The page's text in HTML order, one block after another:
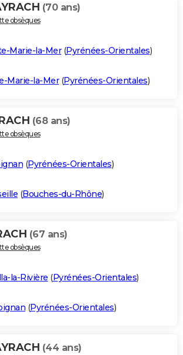
(70 ans)
obsèques
Marie-la-Mer(Pyrénées-Orientales)
Marie-la-Mer(Pyrénées-Orientales)
(68 ans)
obsèques
(Pyrénées-Orientales)
(Bouches-du-Rhône)
(67 ans)
obsèques
la-Rivière (Pyrénées-Orientales)
(Pyrénées-Orientales)
(44 ans)